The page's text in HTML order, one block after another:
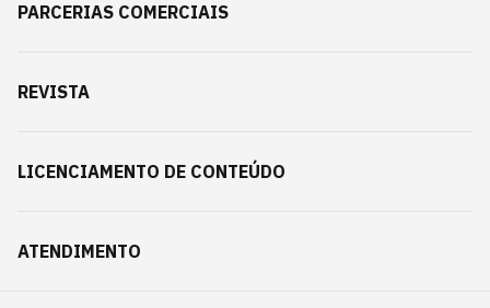
PARCERIAS COMERCIAIS
REVISTA
LICENCIAMENTO DE CONTEÚDO
ATENDIMENTO